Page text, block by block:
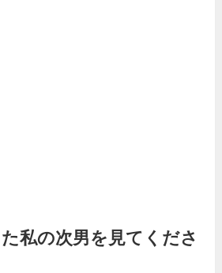
私の次男を見てくださ